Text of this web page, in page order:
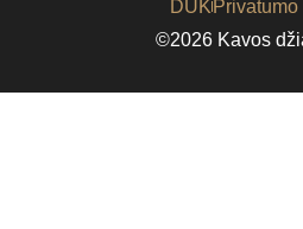
DUKPrivatumo
©2026 Kavos